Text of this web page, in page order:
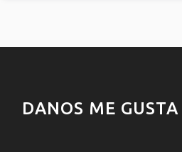
DANOS ME